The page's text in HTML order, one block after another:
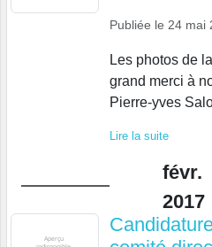
Publiée le 24 mai
Les photos de
grand merci à
Pierre-yves
Lire la suite
févr.
2017